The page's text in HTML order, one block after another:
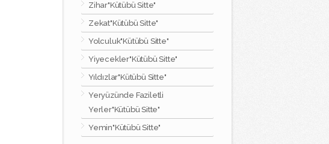
Zihar"Kütübü Sitte"
Zekat"Kütübü Sitte"
Yolculuk"Kütübü Sitte"
Yiyecekler"Kütübü Sitte"
Yıldızlar"Kütübü Sitte"
Yeryüzünde Faziletli
Yerler"Kütübü Sitte"
Yemin"Kütübü Sitte"